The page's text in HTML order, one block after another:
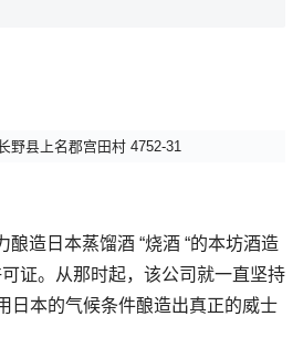
野县上名郡宫田村 4752-31
酿造日本蒸馏酒 “烧酒 “的本坊酒造
证。从那时起，该公司就一直坚持
日本的气候条件酿造出真正的威士